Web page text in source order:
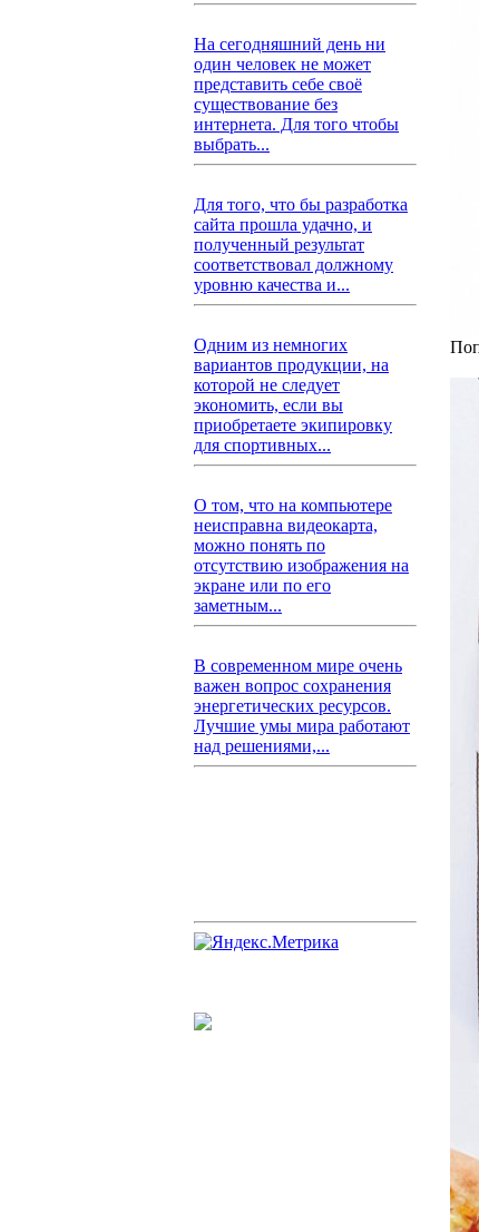
На сегодняшний день ни
один человек не может
представить себе своё
существование без
интернета. Для того чтобы
выбрать...
Для того, что бы разработка
сайта прошла удачно, и
полученный результат
соответствовал должному
уровню качества и...
Одним из немногих
вариантов продукции, на
которой не следует
экономить, если вы
приобретаете экипировку
для спортивных...
О том, что на компьютере
неисправна видеокарта,
можно понять по
отсутствию изображения на
экране или по его
заметным...
В современном мире очень
важен вопрос сохранения
энергетических ресурсов.
Лучшие умы мира работают
над решениями,...